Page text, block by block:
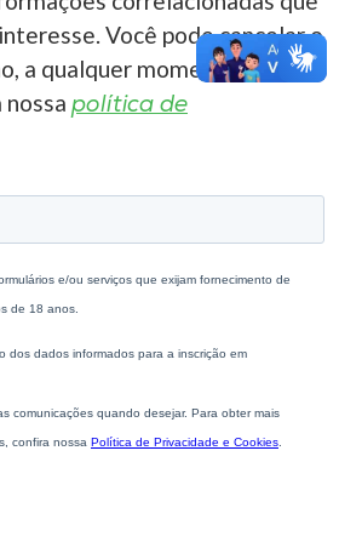
Você pode cancelar o
a qualquer momento. Para
política de